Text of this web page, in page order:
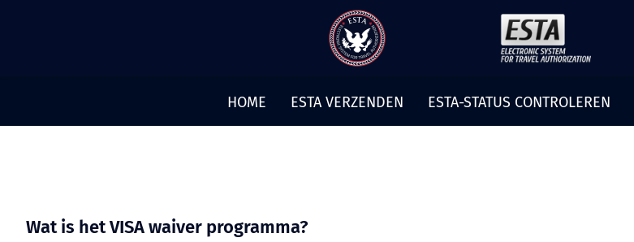
HOME ESTA VERZENDEN ESTA-STATUS CONTROLEREN
Wat is het VISA waiver programma?